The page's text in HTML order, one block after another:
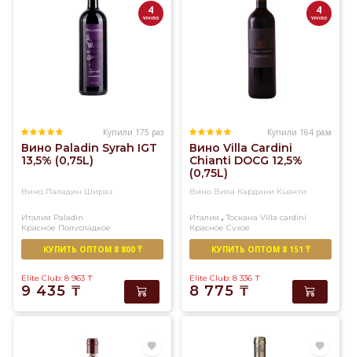
4
Купили 175 раз
Вино Paladin Syrah IGT
13,5% (0,75L)
Вино Паладин Шираз
Италия Paladin
Красное Полусладкое
КУПИТЬ ОПТОМ 8 800 ₸
Elite Club: 8 963 ₸
9 435 ₸
4
Купили 164 раза
Вино Villa Cardini
Chianti DOCG 12,5%
(0,75L)
Вино Вила Кардини Кьянти
Италия , Тоскана Villa cardini
Красное Сухое
КУПИТЬ ОПТОМ 8 151 ₸
Elite Club: 8 336 ₸
8 775 ₸